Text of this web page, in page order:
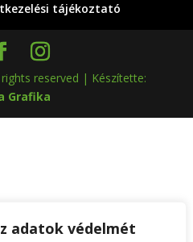
adatok védelmét
tájékoztató
reserved | Készítette:
Grafika